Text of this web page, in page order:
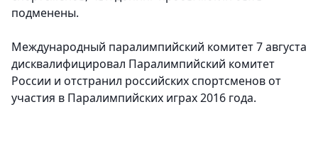
подменены.
Международный паралимпийский комитет 7 августа
дисквалифицировал Паралимпийский комитет
России и отстранил российских спортсменов от
участия в Паралимпийских играх 2016 года.